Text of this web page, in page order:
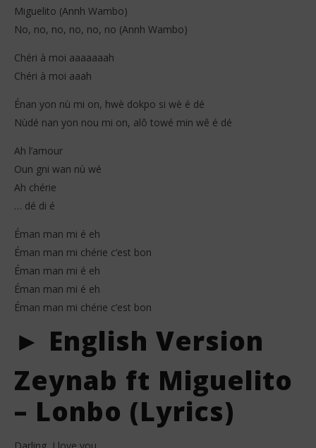
Miguelito (Annh Wambo)
No, no, no, no, no, no (Annh Wambo)
Chéri à moi aaaaaaah
Chéri à moi aaah
Énan yon nù mi on, hwè dokpo si wè é dé
Nùdé nan yon nou mi on, alô towé min wê é dé
Ah l’amour
Oun gni wan nù wé
Ah chérie
… dé di é
Éman man mi é eh
Éman man mi chérie c’est bon
Éman man mi é eh
Éman man mi é eh
Éman man mi chérie c’est bon
► English Version
Zeynab ft Miguelito
– Lonbo (Lyrics)